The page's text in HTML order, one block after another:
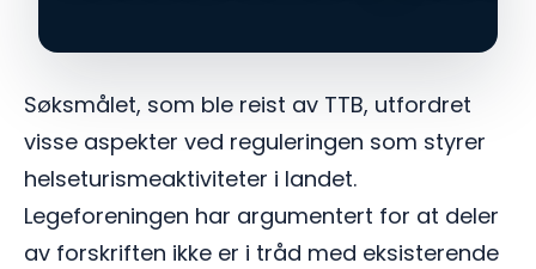
Søksmålet, som ble reist av TTB, utfordret
visse aspekter ved reguleringen som styrer
helseturismeaktiviteter i landet.
Legeforeningen har argumentert for at deler
av forskriften ikke er i tråd med eksisterende